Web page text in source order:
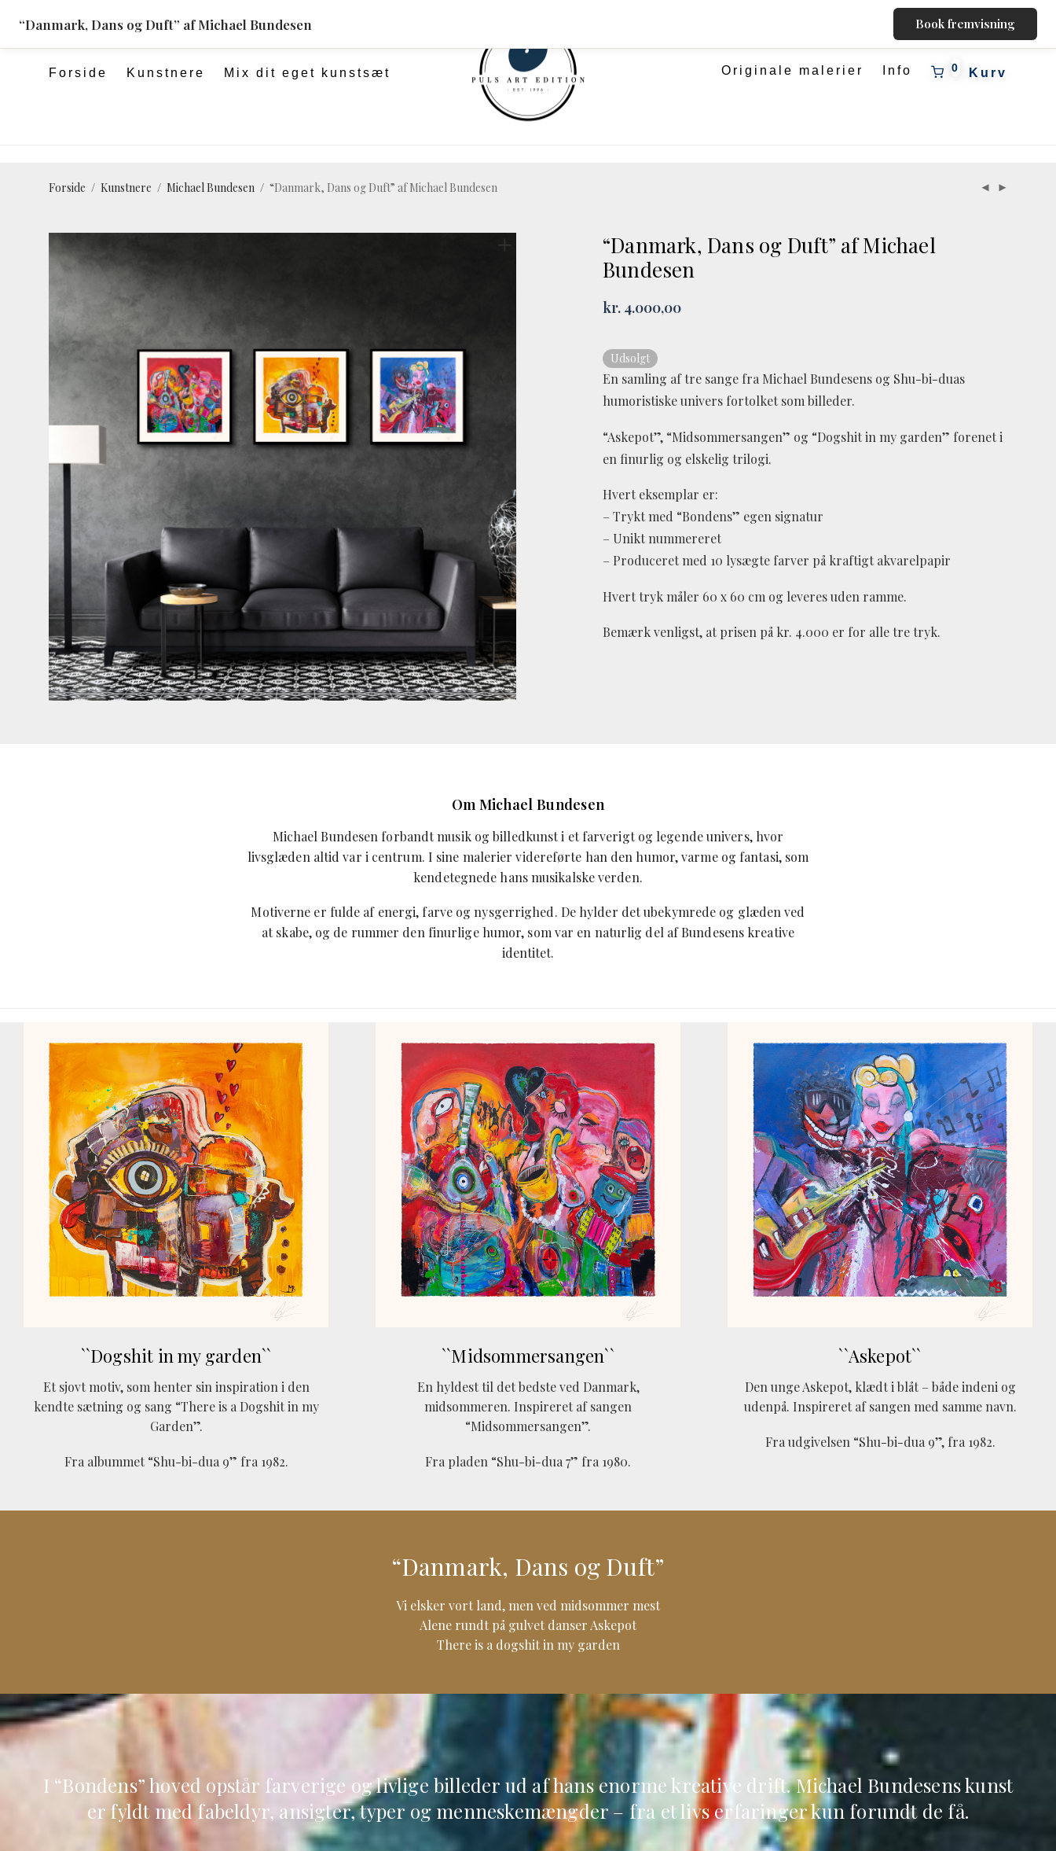
Forside Kunstnere Mix dit eget kunstsæt Originale malerier Info 0
Forside / Kunstnere / Michael Bundesen / “Danmark, Dans og Duft” af Michael Bundesen
“Danmark, Dans og Duft” af Michael
Bundesen
kr. 4.000,00
Udsolgt
En samling af tre sange fra Michael Bundesens og Shu-bi-duas
humoristiske univers fortolket som billeder.
“Askepot”, “Midsommersangen” og “Dogshit in my garden” forenet i
en finurlig og elskelig trilogi.
Hvert eksemplar er:
– Trykt med “Bondens” egen signatur
– Unikt nummereret
– Produceret med 10 lysægte farver på kraftigt akvarelpapir
Hvert tryk måler 60 x 60 cm og leveres uden ramme.
Bemærk venligst, at prisen på kr. 4.000 er for alle tre tryk.
Om Michael Bundesen
Michael Bundesen forbandt musik og billedkunst i et farverigt og legende univers, hvor
livsglæden altid var i centrum. I sine malerier videreførte han den humor, varme og fantasi, som
kendetegnede hans musikalske verden.
Motiverne er fulde af energi, farve og nysgerrighed. De hylder det ubekymrede og glæden ved
at skabe, og de rummer den finurlige humor, som var en naturlig del af Bundesens kreative
identitet.
``Dogshit in my garden``
Et sjovt motiv, som henter sin inspiration i den
kendte sætning og sang “There is a Dogshit in my
Garden”.
Fra albummet “Shu-bi-dua 9” fra 1982.
``Midsommersangen``
En hyldest til det bedste ved Danmark,
midsommeren. Inspireret af sangen
“Midsommersangen”.
Fra pladen “Shu-bi-dua 7” fra 1980.
``Askepot``
Den unge Askepot, klædt i blåt – både indeni og
udenpå. Inspireret af sangen med samme navn.
Fra udgivelsen “Shu-bi-dua 9”, fra 1982.
“Danmark, Dans og Duft”
Vi elsker vort land, men ved midsommer mest
Alene rundt på gulvet danser Askepot
There is a dogshit in my garden
I “Bondens” hoved opstår farverige og livlige billeder ud af hans enorme kreative drift. Michael Bundesens kunst
er fyldt med fabeldyr, ansigter, typer og menneskemængder – fra et livs erfaringer kun forundt de få.
“Danmark, Dans og Duft” af Michael Bundesen Book fremvisning